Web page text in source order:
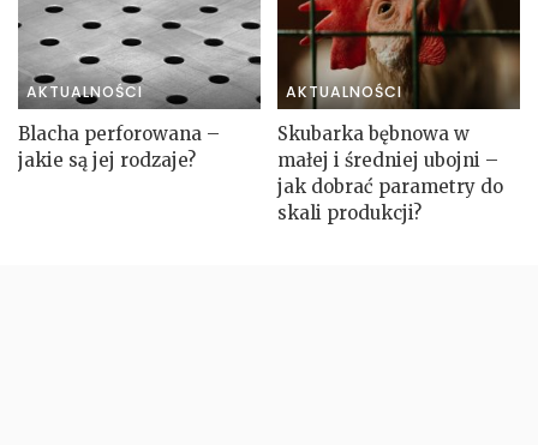
AKTUALNOŚCI
Blacha perforowana –
jakie są jej rodzaje?
AKTUALNOŚCI
Skubarka bębnowa w
małej i średniej ubojni –
jak dobrać parametry do
skali produkcji?